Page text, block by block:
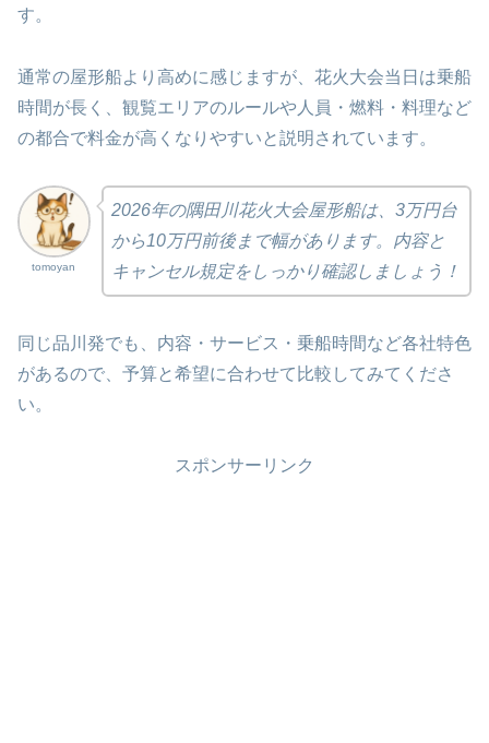
す。
通常の屋形船より高めに感じますが、花火大会当日は乗船
時間が長く、観覧エリアのルールや人員・燃料・料理など
の都合で料金が高くなりやすいと説明されています。
tomoyan
2026年の隅田川花火大会屋形船は、3万円台
から10万円前後まで幅があります。内容と
キャンセル規定をしっかり確認しましょう！
同じ品川発でも、内容・サービス・乗船時間など各社特色
があるので、予算と希望に合わせて比較してみてくださ
い。
スポンサーリンク